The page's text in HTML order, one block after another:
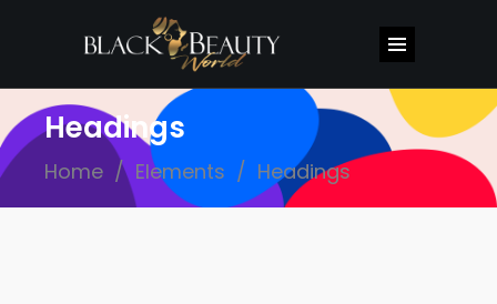
Headings
Home / Elements / Headings